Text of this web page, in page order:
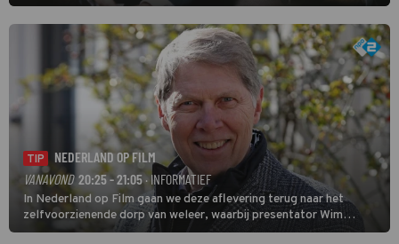
speurder op zoek naar een vermiste kok. Poirot raakt al snel
verwikkeld in een moordzaak. (HH)
TIP
NEDERLAND OP FILM
VANAVOND 20:25 - 21:05· INFORMATIEF
In Nederland op Film gaan we deze aflevering terug naar het
zelfvoorzienende dorp van weleer, waarbij presentator Wim
Daniëls de kijkers meeneemt op reis door de tijd aan de hand van